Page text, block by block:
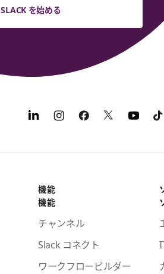
SLACK を始める
機能
機能
チャンネル
Slack コネクト
ワークフロービルダー